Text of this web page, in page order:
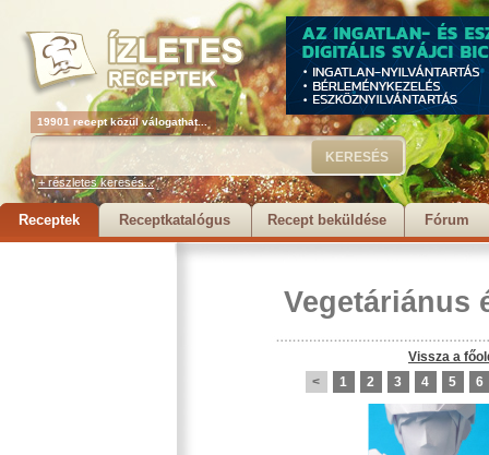
19901 recept közül válogathat...
+ részletes keresés...
Receptek Receptkatalógus Recept beküldése Fórum
Vegetáriánus
Vissza a
<
1 2 3 4 5 6